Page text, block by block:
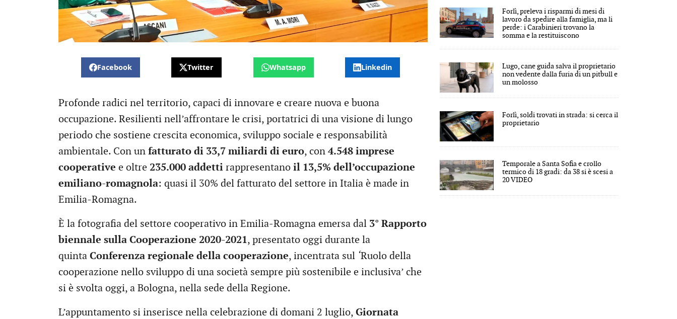
Facebook Twitter Whatsapp Linkedin
Profonde radici nel territorio, capaci di innovare e creare nuova e buona
occupazione. Resilienti nell’affrontare le crisi, portatrici di una visione di lungo
periodo che sostiene crescita economica, sviluppo sociale e responsabilità
ambientale. Con un fatturato di 33,7 miliardi di euro, con 4.548 imprese
cooperative e oltre 235.000 addetti rappresentano il 13,5% dell’occupazione
emiliano-romagnola: quasi il 30% del fatturato del settore in Italia è made in
Emilia-Romagna.
È la fotografia del settore cooperativo in Emilia-Romagna emersa dal 3° Rapporto
biennale sulla Cooperazione 2020-2021, presentato oggi durante la
quinta Conferenza regionale della cooperazione, incentrata sul ‘Ruolo della
cooperazione nello sviluppo di una società sempre più sostenibile e inclusiva’ che
si è svolta oggi, a Bologna, nella sede della Regione.
L’appuntamento si inserisce nella celebrazione di domani 2 luglio, Giornata
Forlì, preleva i risparmi di mesi di
lavoro da spedire alla famiglia, ma li
perde: i Carabinieri trovano la
somma e la restituiscono
Lugo, cane guida salva il proprietario
non vedente dalla furia di un pitbull e
un molosso
Forlì, soldi trovati in strada: si cerca il
proprietario
Temporale a Santa Sofia e crollo
termico di 18 gradi: da 38 si è scesi a
20 VIDEO